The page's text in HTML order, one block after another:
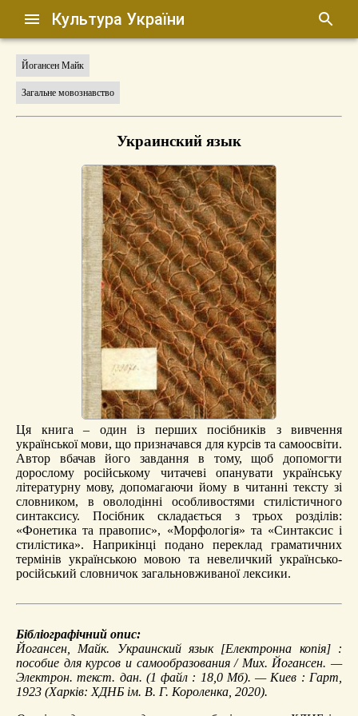
Культура України
Йогансен Майк
Загальне мовознавство
Украинский язык
Ця книга – один із перших посібників з вивчення
української мови, що призначався для курсів та самоосвіти.
Автор вбачав його завдання в тому, щоб допомогти
дорослому російському читачеві опанувати українську
літературну мову, допомагаючи йому в читанні тексту зі
словником, в оволодінні особливостями стилістичного
синтаксису. Посібник складається з трьох розділів:
«Фонетика та правопис», «Морфологія» та «Синтаксис і
стилістика». Наприкінці подано переклад граматичних
термінів українською мовою та невеличкий українсько-
російський словничок загальновживаної лексики.
Бібліографічний опис:
Йогансен, Майк. Украинский язык[Електронна копія] :
пособие для курсов и самообразования / Мих. Йогансен. —
Электрон. текст. дан. (1 файл : 18,0 Мб). — Киев : Гарт,
1923 (Харків: ХДНБ ім. В. Г. Короленка, 2020).